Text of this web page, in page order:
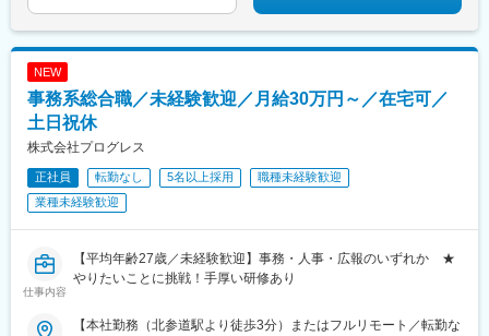
NEW
事務系総合職／未経験歓迎／月給30万円～／在宅可／
土日祝休
株式会社プログレス
正社員 転勤なし 5名以上採用
職種未経験歓迎
業種未経験歓迎
仕事内容
【平均年齢27歳／未経験歓迎】事務・人事・広報のいずれか ★
やりたいことに挑戦！手厚い研修あり
【本社勤務（北参道駅より徒歩3分）またはフルリモート／転勤な